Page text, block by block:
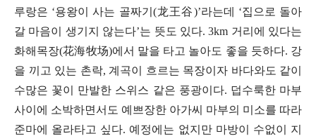
루랑은 ‘용왕이 사는 골짜기 (龙王谷)’라는데 ‘집으로 돌아
갈 마음이 생기지 않는다’는 뜻도 있다. 3km 거리에 있다는
화해목장(花海牧场)에서 말을 타고 놀아도 좋을 듯하다. 강
을 끼고 있는 촌락, 계곡이 흐르는 목장이자 바다와도 같이
수많은 꽃이 만발한 스위스 같은 풍광이다. 덥수룩한 마부
사이에 소박하면서도 예쁘장한 아가씨 마부의 미소를 따라
준마에 올라타고 싶다. 예정에는 없지만 마방이 수없이 지